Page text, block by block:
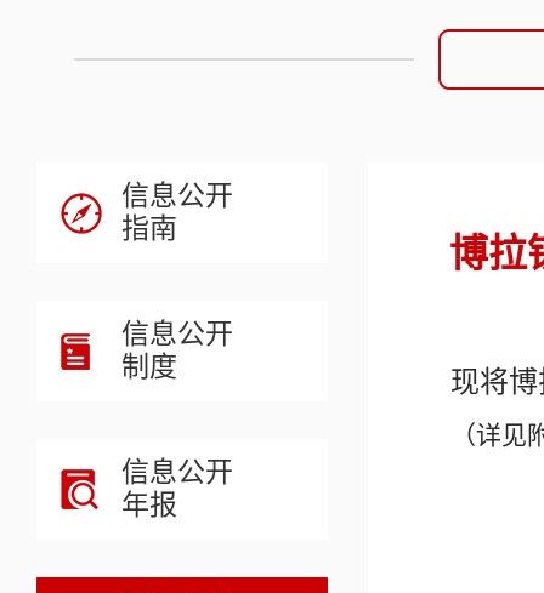
信息公开
指南
信息公开
制度
信息公开
年报
博拉
现将
（详见